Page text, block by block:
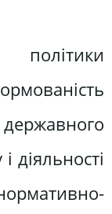
політики
діяльності